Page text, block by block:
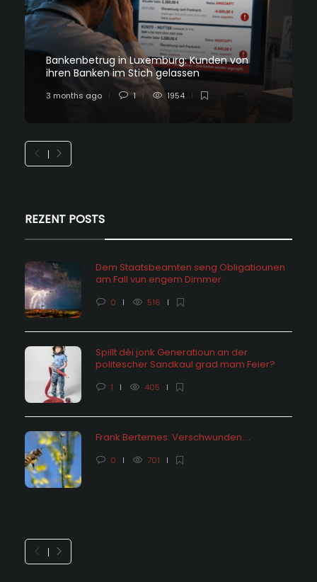
Bankenbetrug in Luxemburg: Kunden von
ihren Banken im Stich gelassen
3 months ago 1 1954
REZENT POSTS
Dem Staatsbeamten seng Obligatiounen
am Fall vun engem Dimmer
0 516
Spillt déi jonk Generatioun an der
politescher Sandkaul grad mam Feier?
1 405
Frank Bertemes: Verschwunden….
0 701